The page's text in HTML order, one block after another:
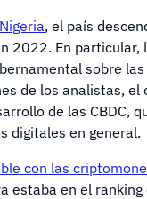
, el país
2022. En particular,
sobre
de los analistas,
de las CBDC,
digitales en general.
con las
estaba en el